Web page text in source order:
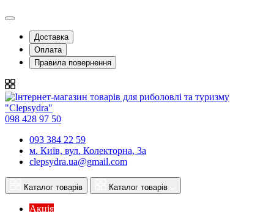
Доставка
Оплата
Правила повернення
098 428 97 50
093 384 22 59
м. Київ, вул. Колекторна, 3а
clepsydra.ua@gmail.com
Каталог товарів Каталог товарів
Акція